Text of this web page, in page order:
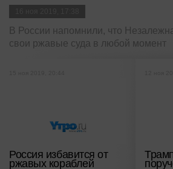
В России напомнили, что
свои ржавые суда в любой момент
Россия избавится от
ржавых кораблей